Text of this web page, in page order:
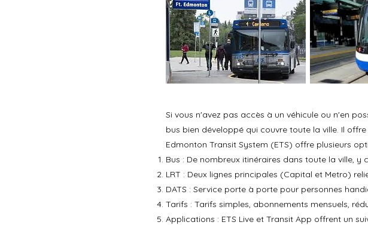
Si vous n'avez pas accès à un véhicule ou n'en
bus bien développé qui couvre toute la ville. Il
Edmonton Transit System (ETS) offre plusieurs
Bus : De nombreux itinéraires dans toute la ville,
LRT : Deux lignes principales (Capital et Metro)
DATS : Service porte à porte pour personnes
Tarifs : Tarifs simples, abonnements mensuels,
Applications : ETS Live et Transit App offrent un